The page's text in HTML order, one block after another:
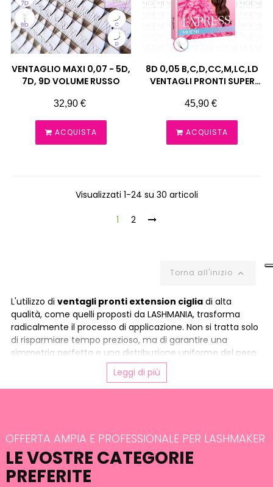
VENTAGLIO MAXI 0,07 - 5D,
7D, 9D VOLUME RUSSO
Prezzo
32,90 €
ACQUISTA
8D 0,05 B,C,D,CC,M,LC,LD
VENTAGLI PRONTI SUPER
CIUFFETTI EXTENSION
CIGLIA MOEMI
Prezzo
45,90 €
ACQUISTA
Visualizzati 1-24 su 30 articoli
1 2
Torna all'inizio 
L'utilizzo di ventagli pronti extension ciglia di alta
qualità, come quelli proposti da LASHMANIA, trasforma
radicalmente il processo di applicazione. Non si tratta solo
di risparmiare tempo prezioso, ma di garantire una
simmetria perfetta e una distribuzione uniforme del peso
sulle ciglia naturali, preservandone la salute. Su
, ti offriamo una selezione curata di
ventagli pronti extension cigliaLASHMANIA, progettati
Scopri la gamma completa di ventagli
extension ciglia su Lashmania
Iventagli extension ciglia
Leggi di più
OFFERTA AMPIA E PROFESSIONALE PER LASHMAKER
LE VOSTRE CATEGORIE
PREFERITE